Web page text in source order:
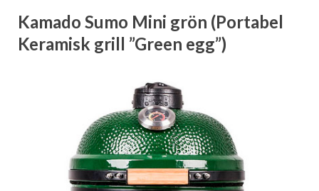
Kamado Sumo Mini grön (Portabel
Keramisk grill ”Green egg”)